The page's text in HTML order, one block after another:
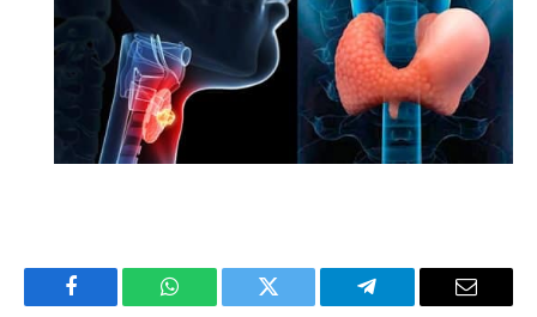
Facebook WhatsApp Twitter Telegram Email